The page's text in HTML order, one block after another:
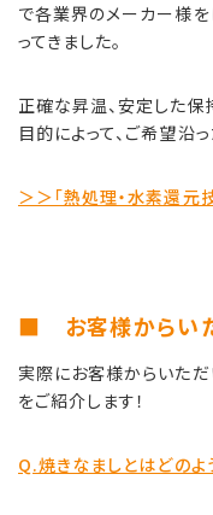
で各業界のメーカー様
ってきました。
正確な昇温、安定した
目的によって、ご希望沿
＞＞「熱処理・水素還元
■ お客様からいた
実際にお客様からいただ
をご紹介します！
Q.焼きなましとはどの